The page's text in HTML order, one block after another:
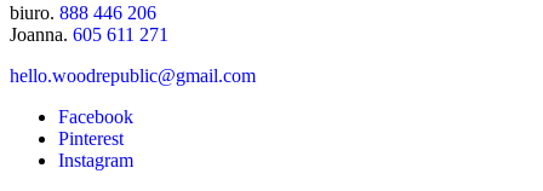
biuro. 888 446 206
Joanna. 605 611 271
hello.woodrepublic@gmail.com
Facebook
Pinterest
Instagram